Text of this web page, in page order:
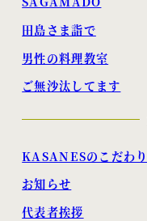
田島さま詣で
男性の料理教室
ご無沙汰してます
KASANESのこだわり
お知らせ
代表者挨拶